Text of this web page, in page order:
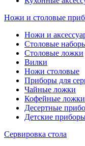
Ножи и столовые
Ножи и
Столовые
Столовые ложки
Вилки
Ножи столовые
Приборы для
Чайные ложки
Кофейные ложки
Десертные
Детские
Сервировка стола